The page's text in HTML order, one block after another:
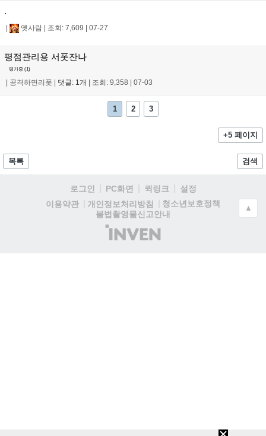
.
옛사람 조회: 7,609 07-27
평점관리용 서폿잔나
평가중 (1)
공격하면리폿 댓글: 1개 조회: 9,358 07-03
1 2 3
+5 페이지
목록 검색
로그인 PC화면 퀵링크
설정
이용약관
개인정보처리방침
청소년보호정책
불법촬영물신고안내
(주)
인
▲